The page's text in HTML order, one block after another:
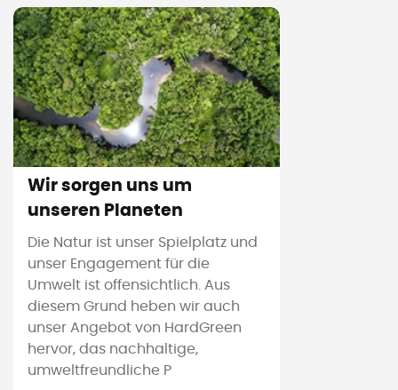
Wir sorgen uns um
unseren Planeten
Die Natur ist unser Spielplatz und
unser Engagement für die
Umwelt ist offensichtlich. Aus
diesem Grund heben wir auch
unser Angebot von HardGreen
hervor, das nachhaltige,
umweltfreundliche P